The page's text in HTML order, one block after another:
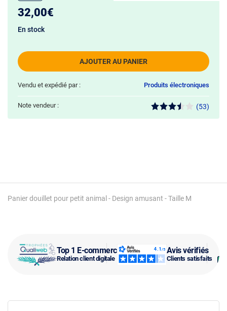
Top 1 E-commerce
Relation client digitale
Avis vérifiés
Clients satisfaits
Panier douillet pour petit animal - Design amusant - Taille M
32,00€
AJOUTER AU PANIER
En stock
Vendu et expédié par : Produits électroniques
Note vendeur : (53)